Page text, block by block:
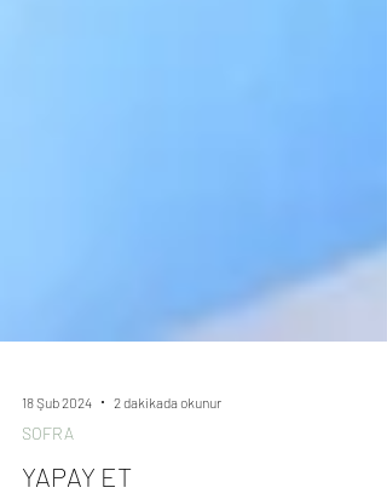
18 Şub 2024 2 dakikada okunur